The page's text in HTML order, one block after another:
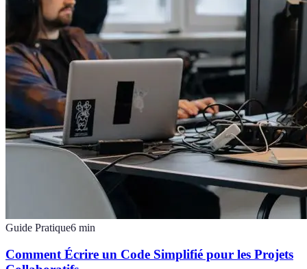
Guide Pratique6 min
Comment Écrire un Code Simplifié pour les Projets